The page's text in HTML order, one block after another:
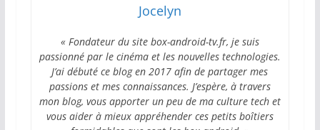
Jocelyn
« Fondateur du site box-android-tv.fr, je suis
passionné par le cinéma et les nouvelles technologies.
J’ai débuté ce blog en 2017 afin de partager mes
passions et mes connaissances. J’espère, à travers
mon blog, vous apporter un peu de ma culture tech et
vous aider à mieux appréhender ces petits boîtiers